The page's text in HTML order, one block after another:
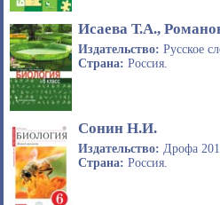
Исаева Т.А.,
Издательство: Русское
Страна: Россия.
Сонин Н.И.
Издательство: Дрофа
Страна: Россия.